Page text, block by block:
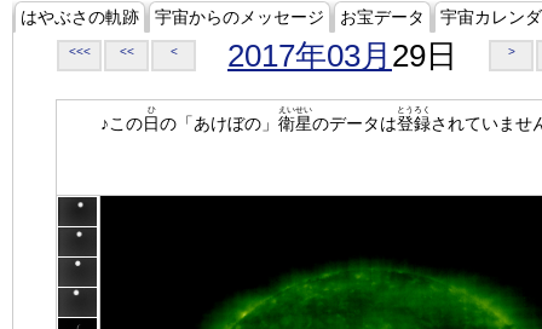
はやぶさの軌跡 宇宙からのメッセージ お宝データ 宇宙カレン
<<< << < 2017年03月 29日 >
♪この日
ひ
の「あけぼの」 衛星
えいせい
のデータは登録
とうろく
されていませ